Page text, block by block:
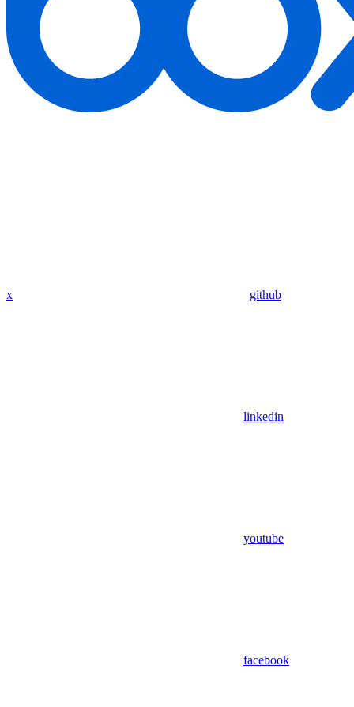
x github
linkedin
youtube
facebook